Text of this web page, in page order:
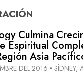
Culmina
Espiritual
Asia
DEL 2016 • SÍDNEY,